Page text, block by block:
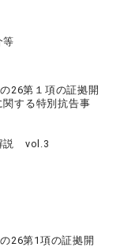
等
26第１項の証拠開
する特別抗告事
説 vol.3
26第1項の証拠開